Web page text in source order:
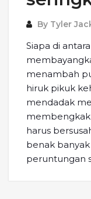
By Tyler
Siapa di
menambah
hiruk pikuk
mendadak
harus
benak
peruntungan